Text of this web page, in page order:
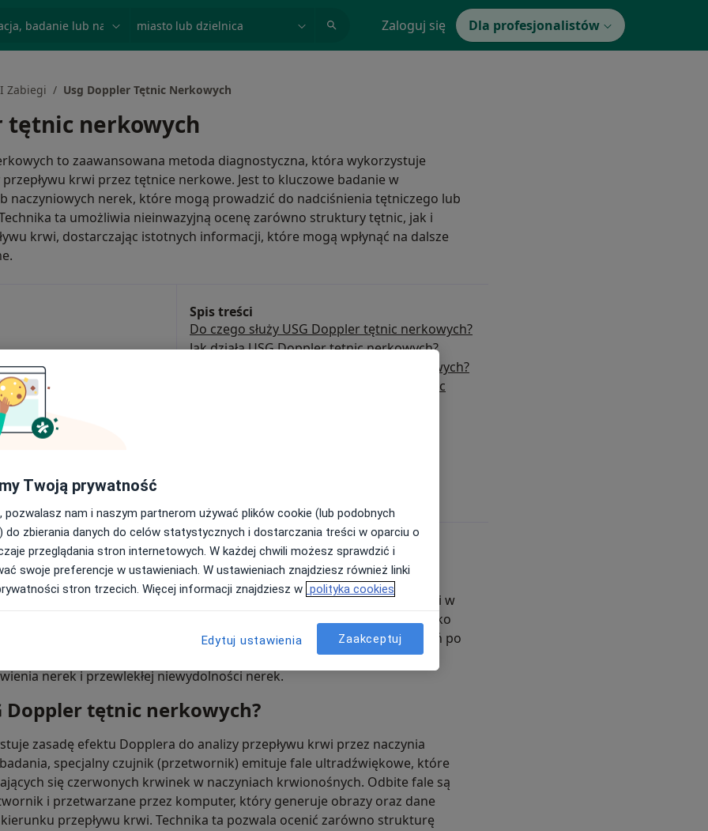
Zaloguj się Dla profesjonalistów
Zabiegi Usg Doppler Tętnic Nerkowych
tętnic nerkowych
to zaawansowana metoda diagnostyczna, która wykorzystuje
krwi przez tętnice nerkowe. Jest to kluczowe badanie w
naczyniowych nerek, które mogą prowadzić do nadciśnienia tętniczego lub
ta umożliwia nieinwazyjną ocenę zarówno struktury tętnic, jak i
krwi, dostarczając istotnych informacji, które mogą wpłynąć na dalsze
Wrocław
Spis treści
Do czego służy USG Doppler tętnic nerkowych?
Jak działa USG Doppler tętnic nerkowych?
Jak długo trwa USG Doppler tętnic nerkowych?
Jak przygotować się do USG Doppler tętnic
USG Doppler tętnic nerkowych?
jest stosowane głównie do wykrywania zwężeń lub niedrożności w
mogą być przyczyną wtórnego nadciśnienia tętniczego, znanego jako
Badanie to jest również używane do monitorowania stanu naczyń po
do diagnozowania dysplazji włóknisto-mięśniowej, stanu, który może
nerek i przewlekłej niewydolności nerek.
Doppler tętnic nerkowych?
zasadę efektu Dopplera do analizy przepływu krwi przez naczynia
specjalny czujnik (przetwornik) emituje fale ultradźwiękowe, które
się czerwonych krwinek w naczyniach krwionośnych. Odbite fale są
i przetwarzane przez komputer, który generuje obrazy oraz dane
przepływu krwi. Technika ta pozwala ocenić zarówno strukturę
Twoją prywatność
pozwalasz nam i naszym partnerom używać plików cookie (lub podobnych
do zbierania danych do celów statystycznych i dostarczania treści w oparciu o
przeglądania stron internetowych. W każdej chwili możesz sprawdzić i
swoje preferencje w ustawieniach. W ustawieniach znajdziesz również linki
stron trzecich. Więcej informacji znajdziesz w polityka cookies
Edytuj ustawienia Zaakceptuj